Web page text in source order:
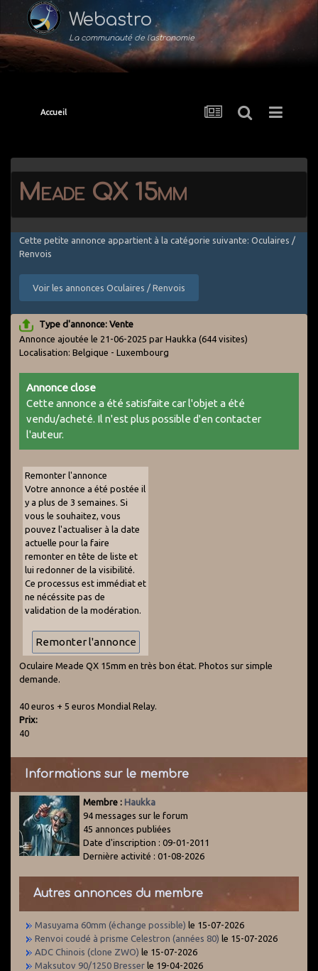
Webastro
La communauté de l'astronomie
Accueil
Meade QX 15mm
Cette petite annonce appartient à la catégorie suivante: Oculaires /
Renvois
Voir les annonces Oculaires / Renvois
Type d'annonce: Vente
Annonce ajoutée le 21-06-2025 par Haukka (644 visites)
Localisation: Belgique - Luxembourg
Annonce close
Cette annonce a été satisfaite car l'objet a été
vendu/acheté. Il n'est plus possible d'en contacter
l'auteur.
Remonter l'annonce
Votre annonce a été postée il
y a plus de 3 semaines. Si
vous le souhaitez, vous
pouvez l'actualiser à la date
actuelle pour la faire
remonter en tête de liste et
lui redonner de la visibilité.
Ce processus est immédiat et
ne nécéssite pas de
validation de la modération.
Oculaire Meade QX 15mm en très bon état. Photos sur simple
demande.
40 euros + 5 euros Mondial Relay.
Prix:
40
Informations sur le membre
Membre : Haukka
94 messages sur le forum
45 annonces publiées
Date d'inscription : 09-01-2011
Dernière activité : 01-08-2026
Autres annonces du membre
Masuyama 60mm (échange possible) le 15-07-2026
Renvoi coudé à prisme Celestron (années 80) le 15-07-2026
ADC Chinois (clone ZWO) le 15-07-2026
Maksutov 90/1250 Bresser le 19-04-2026